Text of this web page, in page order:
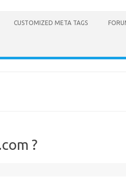
CUSTOMIZED META TAGS
?